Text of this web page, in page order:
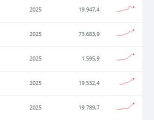
2025 19.947,4
2025 73.683,9
2025 1.595,9
2025 19.532,4
2025 19.789,7